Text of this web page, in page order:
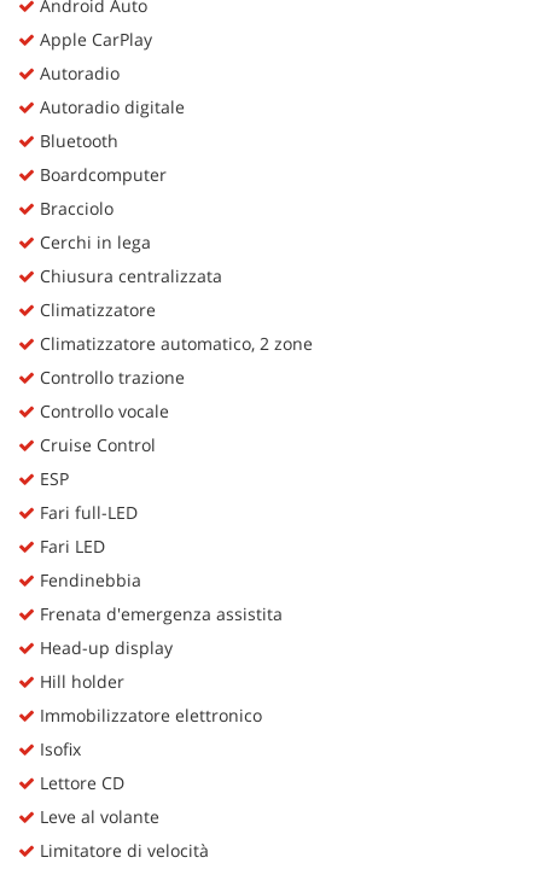
Android Auto
Apple CarPlay
Autoradio
Autoradio digitale
Bluetooth
Boardcomputer
Bracciolo
Cerchi in lega
Chiusura centralizzata
Climatizzatore
Climatizzatore automatico, 2 zone
Controllo trazione
Controllo vocale
Cruise Control
ESP
Fari full-LED
Fari LED
Fendinebbia
Frenata d'emergenza assistita
Head-up display
Hill holder
Immobilizzatore elettronico
Isofix
Lettore CD
Leve al volante
Limitatore di velocità